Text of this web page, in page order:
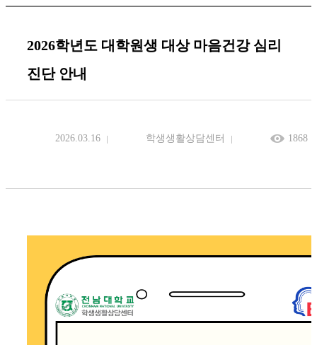
2026학년도 대학원생 대상 마음건강 심리
진단 안내
2026.03.16 학생생활상담센터 1868